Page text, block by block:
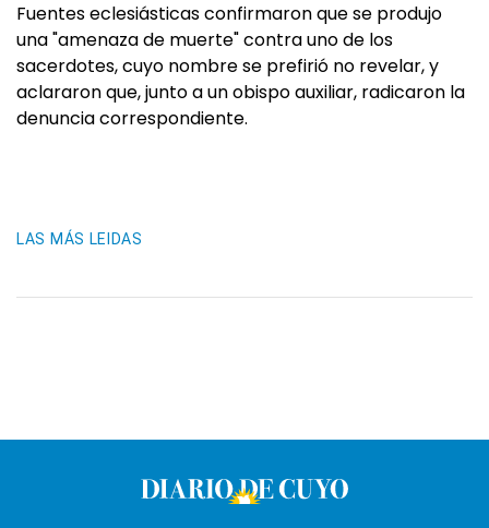
Fuentes eclesiásticas confirmaron que se produjo
una "amenaza de muerte" contra uno de los
sacerdotes, cuyo nombre se prefirió no revelar, y
aclararon que, junto a un obispo auxiliar, radicaron la
denuncia correspondiente.
LAS MÁS LEIDAS